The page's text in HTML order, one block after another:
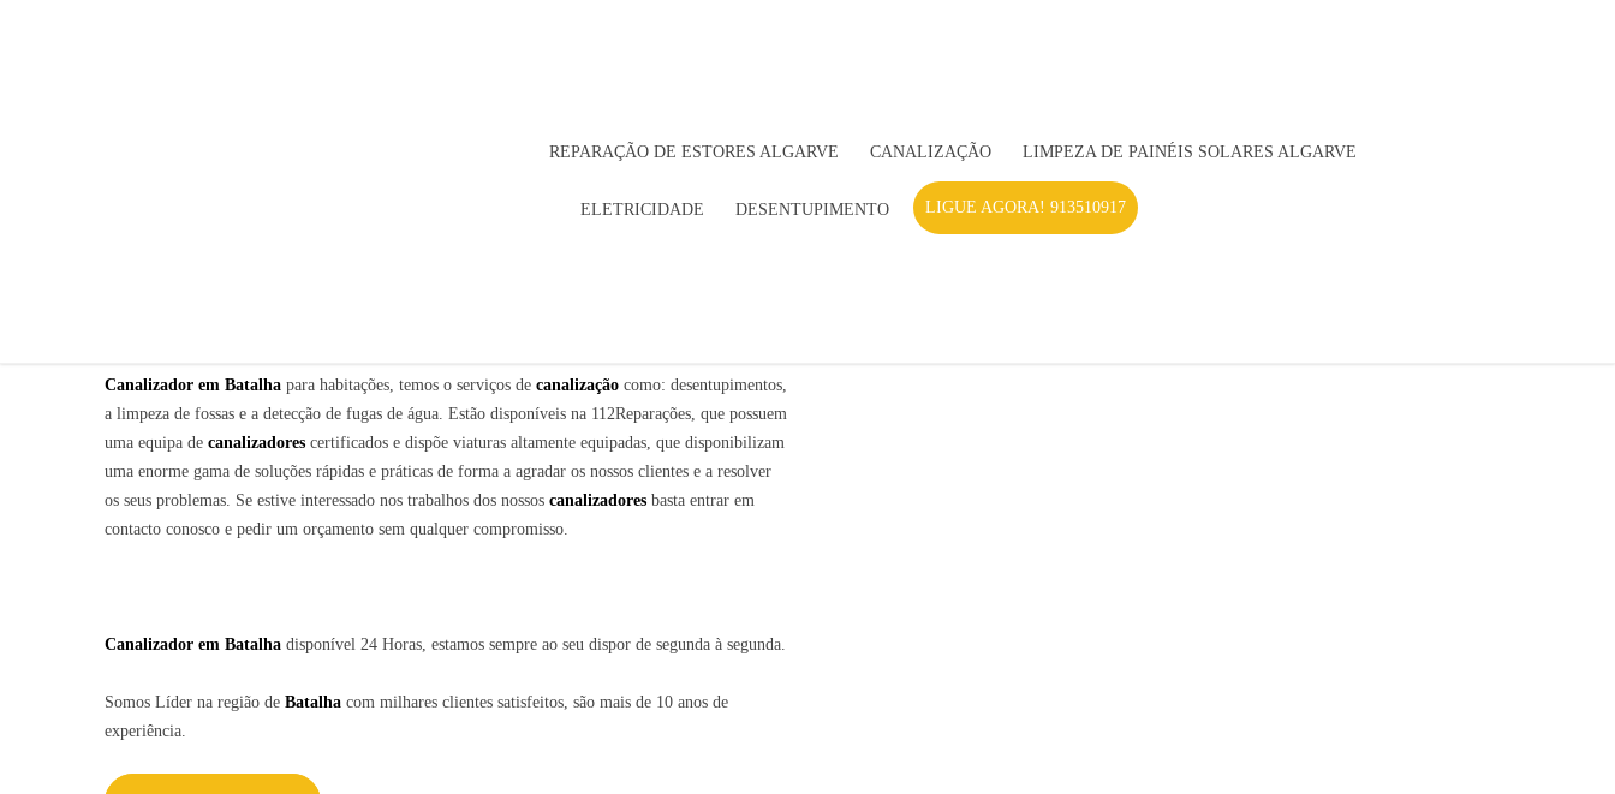
REPARAÇÃO DE ESTORES ALGARVE CANALIZAÇÃO LIMPEZA DE PAINÉIS SOLARES ALGARVE
ELETRICIDADE DESENTUPIMENTO LIGUE AGORA! 913510917
Canalizador em Batalha para habitações, temos o serviços de canalização como: desentupimentos,
a limpeza de fossas e a detecção de fugas de água. Estão disponíveis na 112Reparações, que possuem
uma equipa de canalizadores certificados e dispõe viaturas altamente equipadas, que disponibilizam
uma enorme gama de soluções rápidas e práticas de forma a agradar os nossos clientes e a resolver
os seus problemas. Se estive interessado nos trabalhos dos nossos canalizadores basta entrar em
contacto conosco e pedir um orçamento sem qualquer compromisso.
Canalizador em Batalha disponível 24 Horas, estamos sempre ao seu dispor de segunda à segunda.
Somos Líder na região de Batalha com milhares clientes satisfeitos, são mais de 10 anos de
experiência.